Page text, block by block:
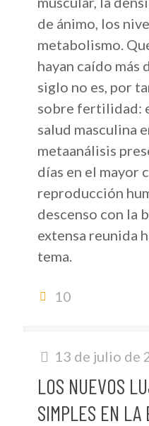
de ánimo, los
metabolismo.
hayan caído más
siglo no es, por
sobre fertilidad:
salud masculina
metaanálisis
días en el mayor
reproducción
descenso con la
extensa reunida
tema.
10
13 de julio de
LOS NUEVOS
SIMPLES EN LA